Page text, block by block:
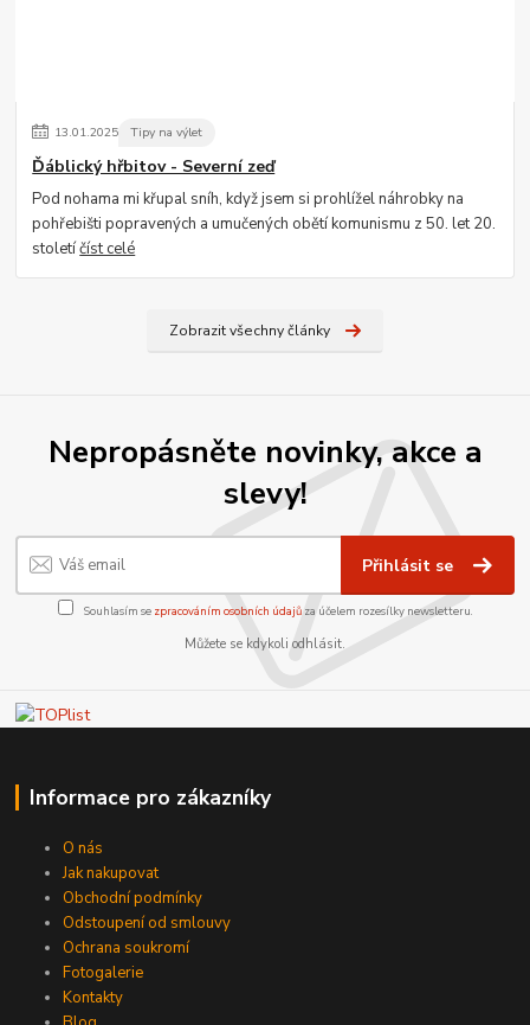
13.01.2025 Tipy na výlet
Ďáblický hřbitov - Severní zeď
Pod nohama mi křupal sníh, když jsem si prohlížel náhrobky na
pohřebišti popravených a umučených obětí komunismu z 50. let 20.
stoletíčíst celé
Zobrazit všechny články
Nepropásněte novinky, akce a
slevy!
Přihlásit se
Souhlasím se zpracováním osobních údajůza účelem rozesílky newsletteru.
Můžete se kdykoli odhlásit.
Informace pro zákazníky
O nás
Jak nakupovat
Obchodní podmínky
Odstoupení od smlouvy
Ochrana soukromí
Fotogalerie
Kontakty